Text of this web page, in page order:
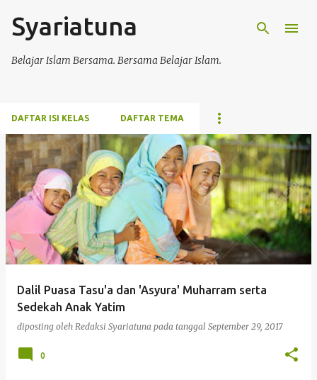
Syariatuna
Belajar Islam Bersama. Bersama Belajar Islam.
DAFTAR ISI KELAS DAFTAR TEMA
P
o
s
t
n
Dalil Puasa Tasu'a dan 'Asyura' Muharram serta
Sedekah Anak Yatim
diposting oleh Redaksi Syariatuna pada tanggal September 29, 2017
0